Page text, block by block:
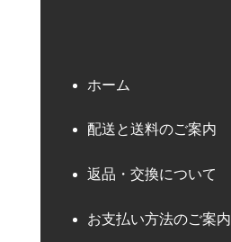
ホーム
配送と送料のご案内
返品・交換について
お支払い方法のご案内